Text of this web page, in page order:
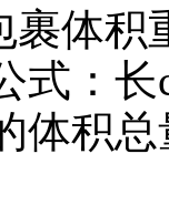
裹体积
式：长
体积